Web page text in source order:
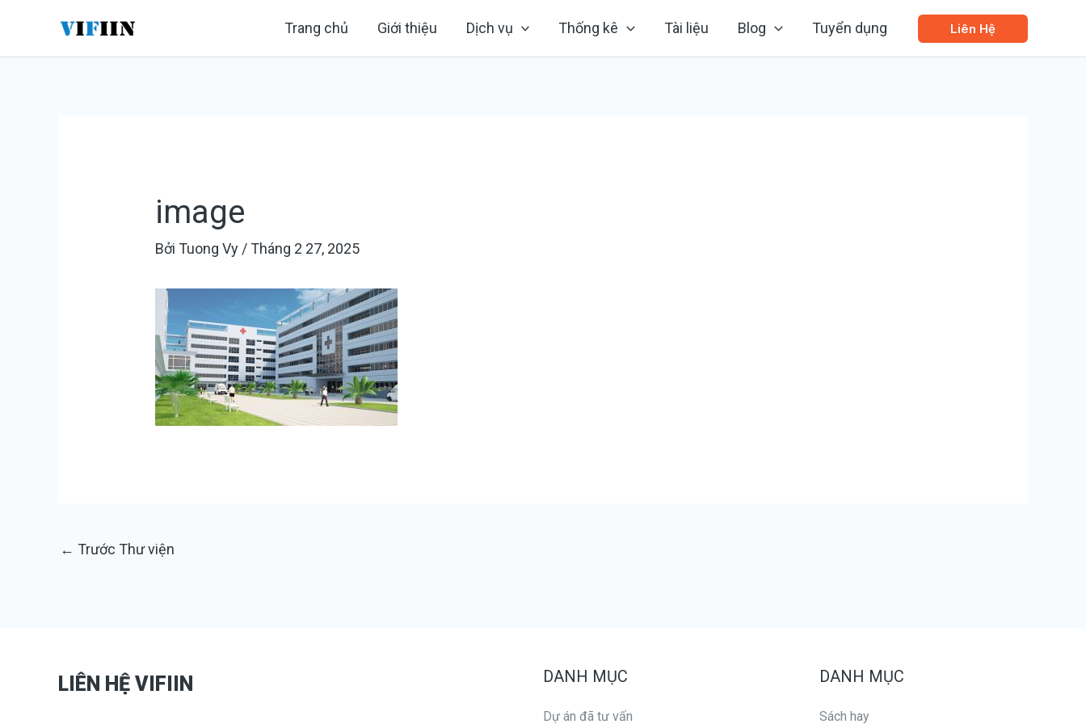
Trang chủ Giới thiệu Dịch vụ Thống kê Tài liệu Blog Tuyển dụng Liên Hệ
image
Bởi Tuong Vy / Tháng 2 27, 2025
hướng
← Trước Thư viện
LIÊN HỆ VIFIIN DANH MỤC
Dự án đã tư vấn
DANH MỤC
Sách hay